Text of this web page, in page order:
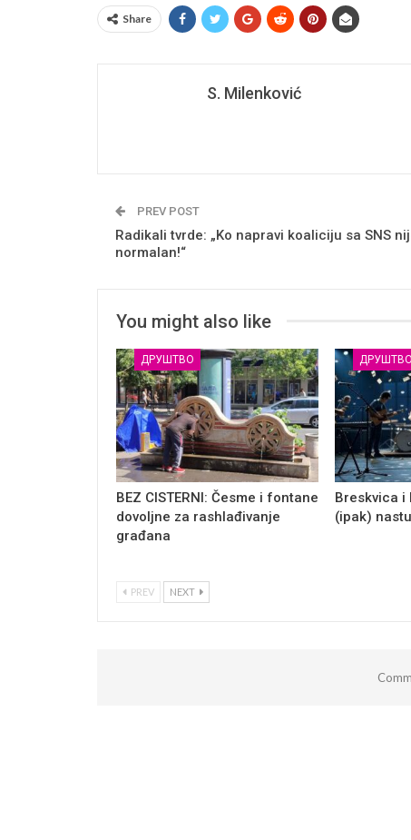
Share
S. Milenković
PREV POST
Radikali tvrde: „Ko napravi koaliciju sa SNS
normalan!“
You might also like
ДРУШТВО
BEZ CISTERNI: Česme i fontane
dovoljne za rashlađivanje
građana
ДРУШТВО
Breskvica i
(ipak)
PREV NEXT